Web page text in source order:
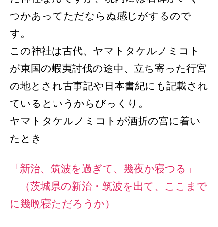
つかあってただならぬ感じがするので
す。
この神社は古代、ヤマトタケルノミコト
が東国の蝦夷討伐の途中、立ち寄った行宮
の地とされ古事記や日本書紀にも記載され
ているというからびっくり。
ヤマトタケルノミコトが酒折の宮に着い
たとき
「新治、筑波を過ぎて、幾夜か寝つる」
（茨城県の新治・筑波を出て、ここまで
に幾晩寝ただろうか）